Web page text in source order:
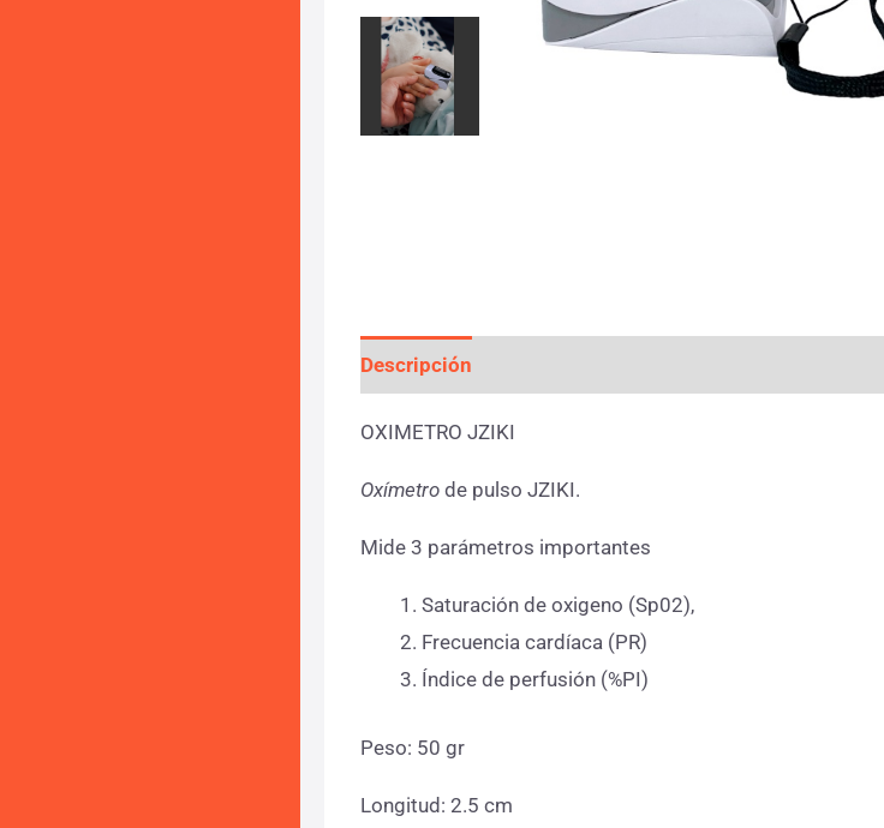
Descripción
OXIMETRO JZIKI
Oxímetro de pulso JZIKI.
Mide 3 parámetros importantes
Saturación de oxigeno (Sp02),
Frecuencia cardíaca (PR)
Índice de perfusión (%PI)
Peso: 50 gr
Longitud: 2.5 cm